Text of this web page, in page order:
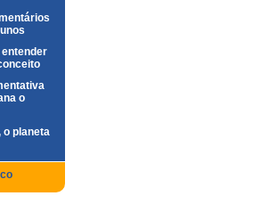
entender
o
o planeta